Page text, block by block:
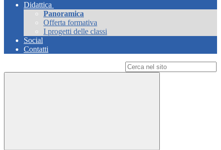
Didattica
Panoramica
Offerta formativa
I progetti delle classi
Social
Contatti